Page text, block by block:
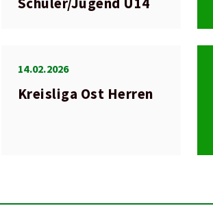
14.02.2026
Kreisliga Ost Herren